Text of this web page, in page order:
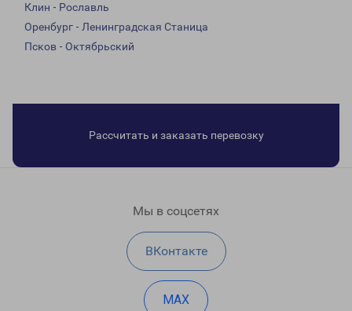
Клин - Рославль
Оренбург - Ленинградская Станица
Псков - Октябрьский
Рассчитать и заказать перевозку
Мы в соцсетях
ВКонтакте
MAX